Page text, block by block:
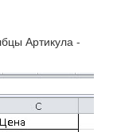
Артикула -